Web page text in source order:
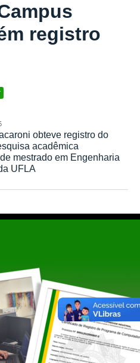
registro
obteve registro do
acadêmica
mestrado em Engenharia
UFLA